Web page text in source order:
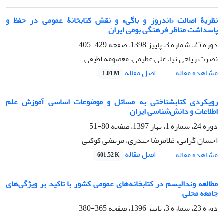
نظریۀ اصالت «اندروز و باگی» و نقش کتابخانۀ‌ عمومی در حفظ و
پاسداشت مناظر فرهنگی بومی ایران
دوره 25، شماره 3، پاییز 1398، صفحه
429-405
نصرت ریاحى نیا، علی عظیمی، معصومه لطیفی
مشاهده مقاله
اصل مقاله 1.01 M
رویکردی کتابشناختی به مسائل و موضوعات اساسی آموزش علم
اطلاعات و دانش‌شناسی ایران
دوره 24، شماره 1، بهار 1397، صفحه
80-51
احسان گرایی، غلامرضا حیدری، مرتضی کوکبی
مشاهده مقاله
اصل مقاله 601.52 K
مطالعه وندالیسم در کتابخانه‌‌های عمومی کشور با تاکید بر ویژگی‌‌های
جامعه محلی